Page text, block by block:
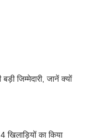
जिम्मेदारी, जानें क्यों
का किया